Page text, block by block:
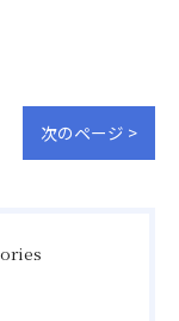
次のページ >